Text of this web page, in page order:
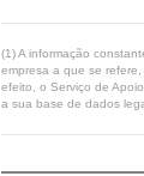
(1) A informação
empresa a que se
efeito, o Serviço de
a sua base de dados